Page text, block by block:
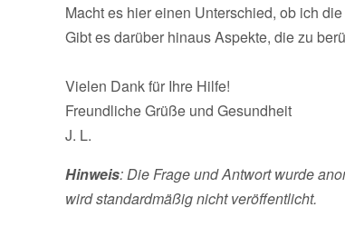
Macht es hier einen Unterschied, ob ich
Gibt es darüber hinaus Aspekte, die zu
Vielen Dank für Ihre Hilfe!
Freundliche Grüße und Gesundheit
J. L.
Hinweis: Die Frage und Antwort wurde
wird standardmäßig nicht veröffentlicht.